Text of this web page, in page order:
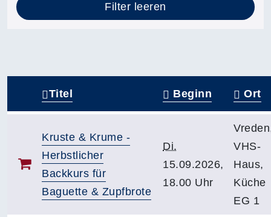
Filter leeren
Titel Beginn Ort
Kruste & Krume -
Herbstlicher
Backkurs für
Baguette & Zupfbrote
Di.
15.09.2026,
18.00 Uhr
VHS-
Haus,
Küche
EG 1